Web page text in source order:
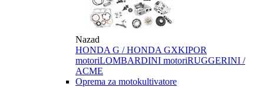
Nazad
HONDA G / HONDA GXKIPOR
motoriLOMBARDINI motoriRUGGERINI /
ACME
Oprema za motokultivatore